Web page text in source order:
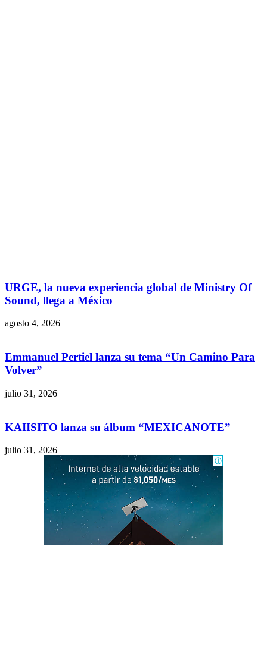
URGE, la nueva experiencia global de Ministry Of
Sound, llega a México
agosto 4, 2026
Emmanuel Pertiel lanza su tema “Un Camino Para
Volver”
julio 31, 2026
KAIISITO lanza su álbum “MEXICANOTE”
julio 31, 2026